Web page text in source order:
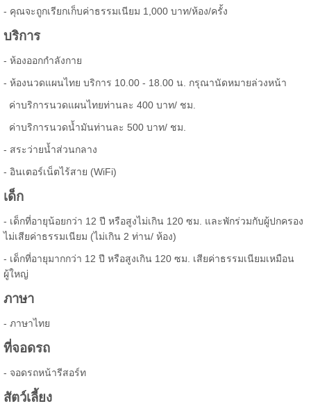
- คุณจะถูกเรียกเก็บค่าธรรมเนียม 1,000 บาท/ห้อง/ครั้ง
บริการ
- ห้องออกกำลังกาย
- ห้องนวดแผนไทย บริการ 10.00 - 18.00 น. กรุณานัดหมายล่วงหน้า
ค่าบริการนวดแผนไทยท่านละ 400 บาท/ ชม.
ค่าบริการนวดน้ำมันท่านละ 500 บาท/ ชม.
- สระว่ายน้ำส่วนกลาง
- อินเตอร์เน็ตไร้สาย (WiFi)
เด็ก
- เด็กที่อายุน้อยกว่า 12 ปี หรือสูงไม่เกิน 120 ซม. และพักร่วมกับผู้ปกครอง
ไม่เสียค่าธรรมเนียม (ไม่เกิน 2 ท่าน/ ห้อง)
- เด็กที่อายุมากกว่า 12 ปี หรือสูงเกิน 120 ซม. เสียค่าธรรมเนียมเหมือน
ผู้ใหญ่
ภาษา
- ภาษาไทย
ที่จอดรถ
- จอดรถหน้ารีสอร์ท
สัตว์เลี้ยง